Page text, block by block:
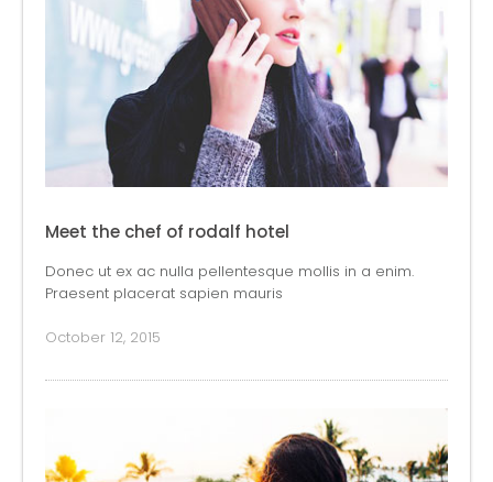
Meet the chef of rodalf hotel
Donec ut ex ac nulla pellentesque mollis in a enim.
Praesent placerat sapien mauris
October 12, 2015